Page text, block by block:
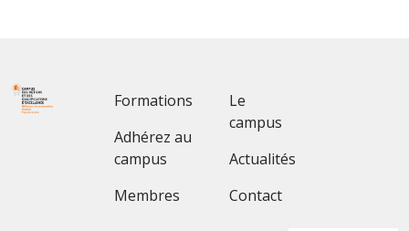
Footer 1
Formations
Adhérez au
campus
Membres
Footer 2
Le
campus
Actualités
Contact